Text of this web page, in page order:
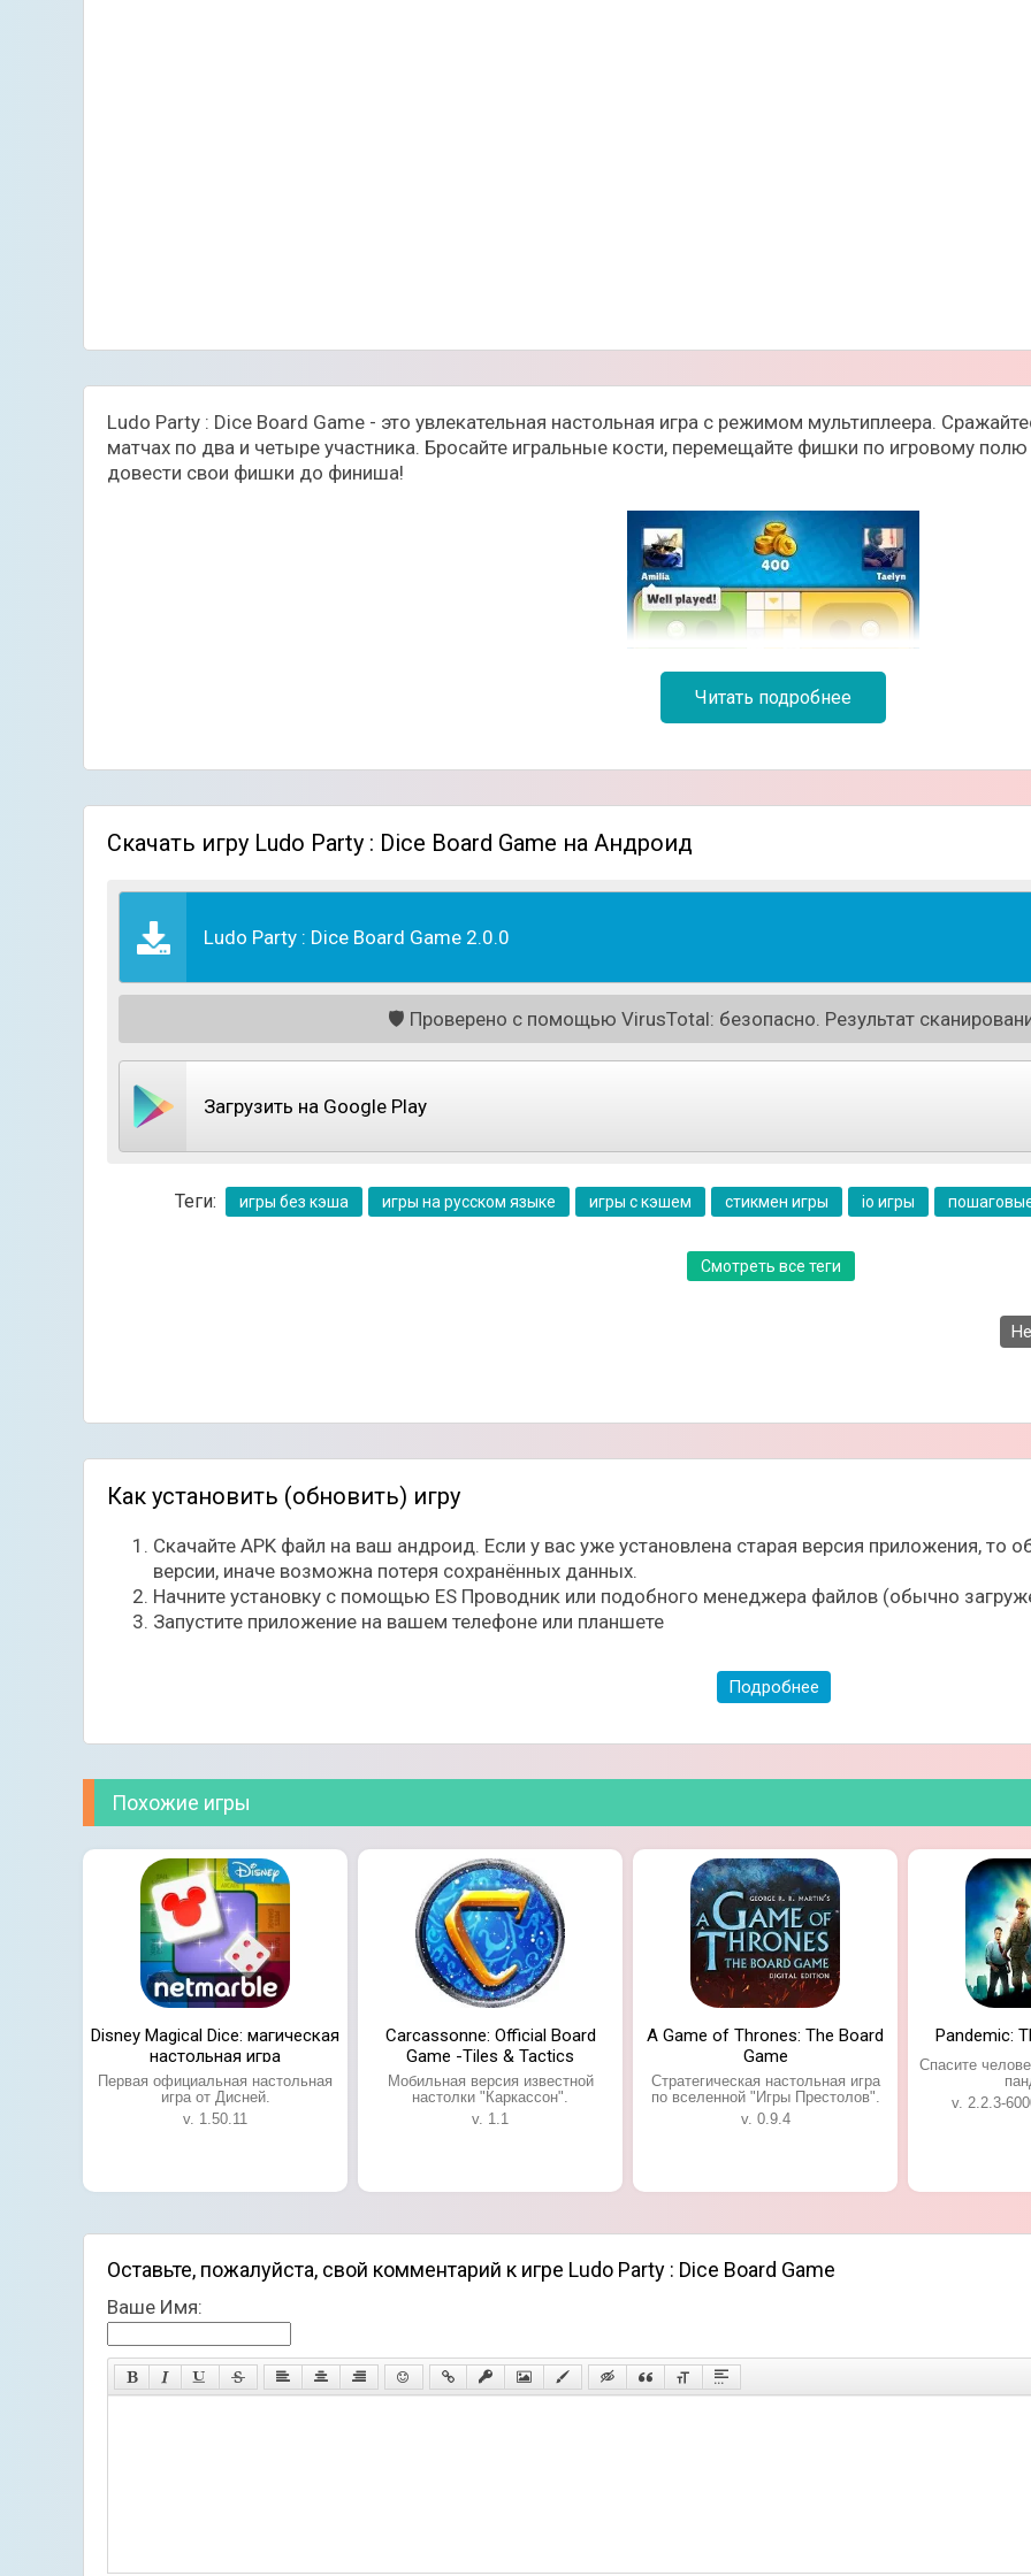
Ludo Party : Dice Board Game - это увлекательная настольная игра с режимом мультиплеера.
матчах по два и четыре участника. Бросайте игральные кости, перемещайте фишки по игровому
довести свои фишки до финиша!
Людо является вариацией древней индийской настольной игры Пачизи. Это стратегическая игра, в
счёт игральных костей. Всем игрокам выдаётся по 4 фишки, которые находятся на своих базах,
начинает двигать их в соответствии с выпавшим числом. Главная задача игры - первым привести
одержать победу.
режиме офлайн. Открывайте красочные скины для своих фишек и кубиков и соберите целую
выигрывайте матчи, чтобы занять первое место среди игроков со всего мира!
Читать подробнее
Скачать игру Ludo Party : Dice Board Game на Андроид
Ludo Party : Dice Board Game 2.0.0
🛡️ Проверено с помощью VirusTotal: безопасно. Результат
Загрузить на Google Play
Теги: игры без кэша игры на русском языке игры с кэшем стикмен игры io игры
Смотреть все теги
Как установить (обновить) игру
Скачайте APK файл на ваш андроид. Если у вас уже установлена старая версия приложения,
версии, иначе возможна потеря сохранённых данных.
Начните установку с помощью ES Проводник или подобного менеджера файлов (обычно
Запустите приложение на вашем телефоне или планшете
Подробнее
Похожие игры
Disney Magical Dice: магическая
настольная игра
Первая официальная настольная
игра от Дисней.
v. 1.50.11
Carcassonne: Official Board
Game -Tiles & Tactics
Мобильная версия известной
настолки "Каркассон".
v. 1.1
A Game of Thrones: The Board
Game
Стратегическая настольная игра
по вселенной "Игры Престолов".
v. 0.9.4
Pandemic:
Спасите
v. 2.2.3-
Оставьте, пожалуйста, свой комментарий к игре Ludo Party : Dice Board Game
Ваше Имя: